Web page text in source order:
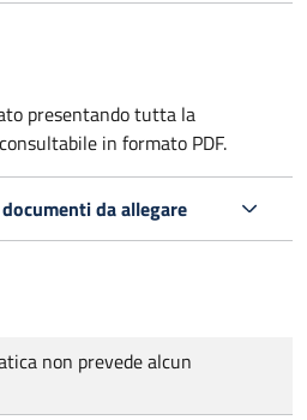
presentando tutta la
in formato PDF.
da allegare
non prevede alcun